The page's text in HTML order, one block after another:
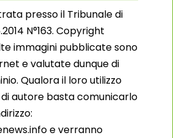
presso il Tribunale di
N°163. Copyright
immagini pubblicate sono
e valutate dunque di
Qualora il loro utilizzo
autore basta comunicarlo
e verranno